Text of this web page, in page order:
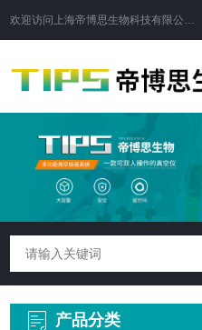
欢迎访问 上海帝博思生物科技有限公司
产品分类